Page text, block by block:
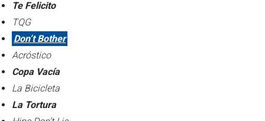
Te Felicito
TQG
Don’t Bother
Acróstico
Copa Vacía
La Bicicleta
La Tortura